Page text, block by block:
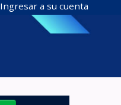
Ingresar a su cuenta